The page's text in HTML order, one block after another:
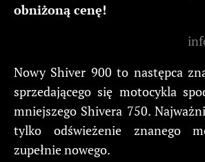
obniżoną cenę!
Nowy Shiver 900 to następca
sprzedającego się motocykla
mniejszego Shivera 750.
tylko odświeżenie znanego
zupełnie nowego.